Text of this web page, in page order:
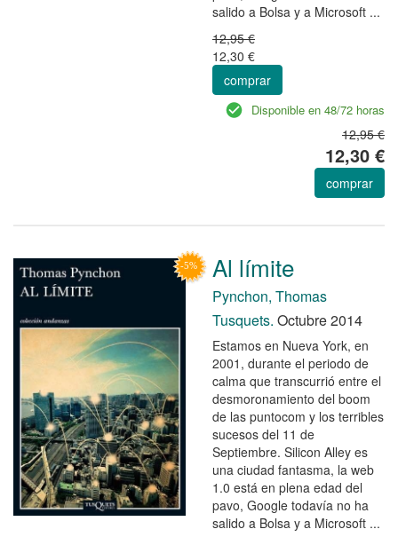
salido a Bolsa y a Microsoft ...
12,95 €
12,30 €
comprar
Disponible en 48/72 horas
12,95 €
12,30 €
comprar
Al límite
Pynchon, Thomas
Tusquets. Octubre 2014
Estamos en Nueva York, en
2001, durante el periodo de
calma que transcurrió entre el
desmoronamiento del boom
de las puntocom y los terribles
sucesos del 11 de
Septiembre. Silicon Alley es
una ciudad fantasma, la web
1.0 está en plena edad del
pavo, Google todavía no ha
salido a Bolsa y a Microsoft ...